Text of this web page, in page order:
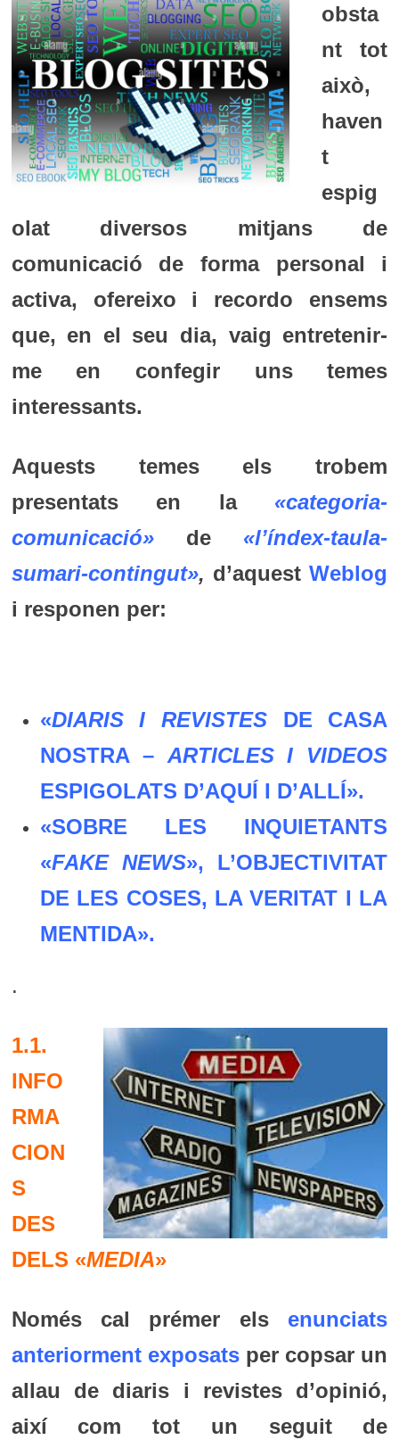
obsta
nt tot
això,
haven
t
espig
olat diversos mitjans de
comunicació de forma personal i
activa, ofereixo i recordo ensems
que, en el seu dia, vaig entretenir-
me en confegir uns temes
interessants.
Aquests temes els trobem
presentats en la «categoria-
comunicació»de «l’índex-taula-
sumari-contingut», d’aquestWeblog
i responen per:
«DIARIS I REVISTES DE CASA
NOSTRA – ARTICLES I VIDEOS
ESPIGOLATS D’AQUÍ I D’ALLÍ».
«SOBRE LES INQUIETANTS
«FAKE NEWS», L’OBJECTIVITAT
DE LES COSES, LA VERITAT I LA
MENTIDA».
.
1.1.
INFO
RMA
CION
S
DES
DELS «MEDIA»
Només cal prémer els enunciats
anteriorment exposatsper copsar un
allau de diaris i revistes d’opinió,
així com tot un seguit de